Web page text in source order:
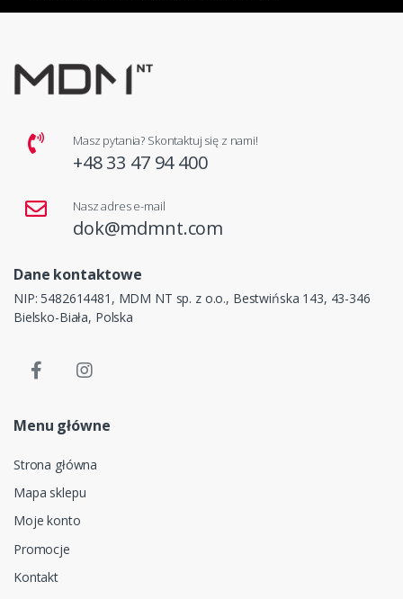
Masz pytania? Skontaktuj się z nami!
+48 33 47 94 400
Nasz adres e-mail
dok@mdmnt.com
Dane kontaktowe
NIP: 5482614481, MDM NT sp. z o.o., Bestwińska 143, 43-346
Bielsko-Biała, Polska
Menu główne
Strona główna
Mapa sklepu
Moje konto
Promocje
Kontakt